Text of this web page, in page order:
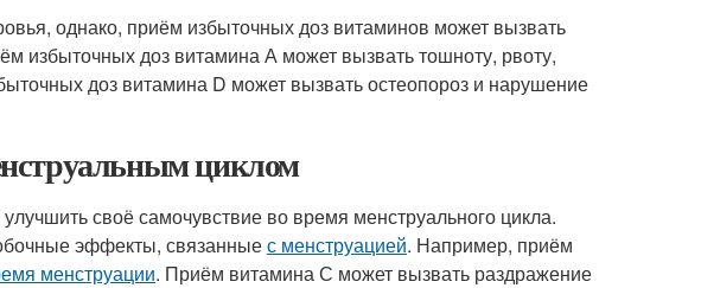
однако, приём избыточных доз витаминов может вызвать
избыточных доз витамина А может вызвать тошноту, рвоту,
доз витамина D может вызвать остеопороз и нарушение
циклом
своё самочувствие во время менструального цикла.
эффекты, связанныес менструацией. Например, приём
менструации. Приём витамина С может вызвать раздражение